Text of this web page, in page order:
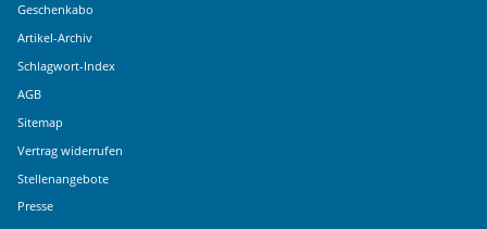
Geschenkabo
Artikel-Archiv
Schlagwort-Index
AGB
Sitemap
Vertrag widerrufen
Stellenangebote
Presse